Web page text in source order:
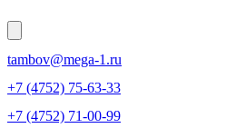
tambov@mega-1.ru
+7 (4752) 75-63-33
+7 (4752) 71-00-99